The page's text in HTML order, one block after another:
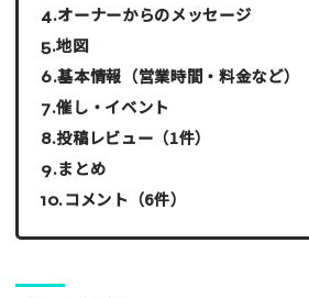
オーナーからのメッセージ
地図
基本情報（営業時間・料金など）
催し・イベント
投稿レビュー（1件）
まとめ
コメント（6件）